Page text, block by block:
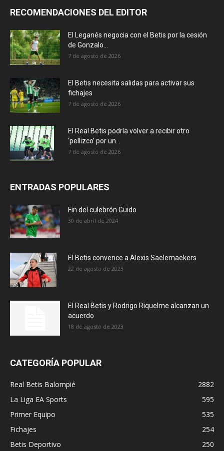
RECOMENDACIONES DEL EDITOR
El Leganés negocia con el Betis por la cesión
de Gonzalo...
7 de agosto de 2026
El Betis necesita salidas para activar sus
fichajes
7 de agosto de 2026
El Real Betis podría volver a recibir otro
‘pellizco’ por un...
7 de agosto de 2026
ENTRADAS POPULARES
Fin del culebrón Guido
30 de abril de 2024
El Betis convence a Alexis Saelemaekers
22 de agosto de 2023
El Real Betis y Rodrigo Riquelme alcanzan un
acuerdo
18 de agosto de 2023
CATEGORÍA POPULAR
Real Betis Balompié
2882
La Liga EA Sports
595
Primer Equipo
535
Fichajes
254
Betis Deportivo
250